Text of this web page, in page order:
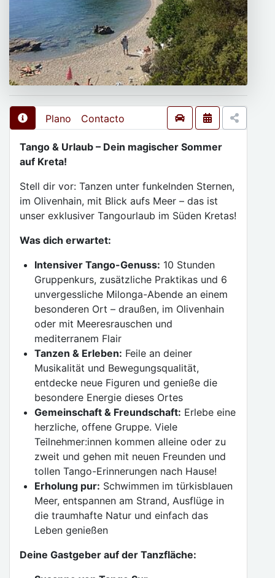
Plano Contacto
Tango & Urlaub – Dein magischer Sommer
auf Kreta!
Stell dir vor: Tanzen unter funkelnden Sternen,
im Olivenhain, mit Blick aufs Meer – das ist
unser exklusiver Tangourlaub im Süden Kretas!
Was dich erwartet:
Intensiver Tango-Genuss: 10 Stunden
Gruppenkurs, zusätzliche Praktikas und 6
unvergessliche Milonga-Abende an einem
besonderen Ort – draußen, im Olivenhain
oder mit Meeresrauschen und
mediterranem Flair
Tanzen & Erleben: Feile an deiner
Musikalität und Bewegungsqualität,
entdecke neue Figuren und genieße die
besondere Energie dieses Ortes
Gemeinschaft & Freundschaft: Erlebe eine
herzliche, offene Gruppe. Viele
Teilnehmer:innen kommen alleine oder zu
zweit und gehen mit neuen Freunden und
tollen Tango-Erinnerungen nach Hause!
Erholung pur: Schwimmen im türkisblauen
Meer, entspannen am Strand, Ausflüge in
die traumhafte Natur und einfach das
Leben genießen
Deine Gastgeber auf der Tanzfläche: